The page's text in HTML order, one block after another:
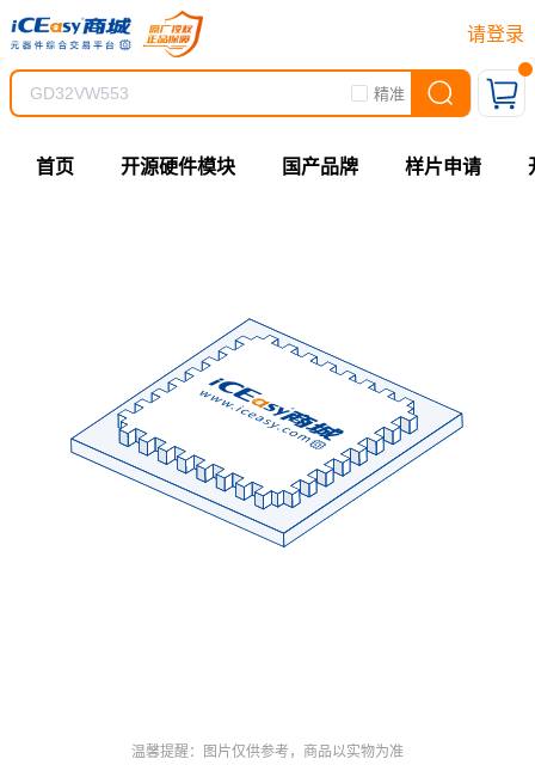
请登录
精准
首页 开源硬件模块 国产品牌 样片申请
温馨提醒：图片仅供参考，商品以实物为准